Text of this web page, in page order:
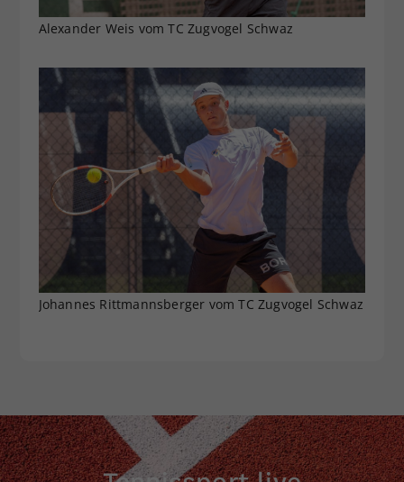
Alexander Weis vom TC Zugvogel Schwaz
Johannes Rittmannsberger vom TC Zugvogel Schwaz